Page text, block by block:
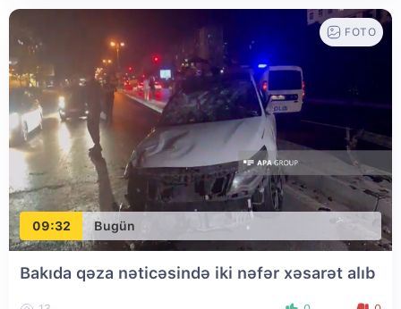
09:32 Bugün
FOTO
Bakıda qəza nəticəsində iki nəfər xəsarət alıb